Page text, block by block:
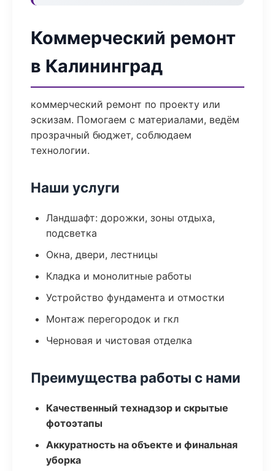
Коммерческий ремонт
в Калининград
коммерческий ремонт по проекту или
эскизам. Помогаем с материалами, ведём
прозрачный бюджет, соблюдаем
технологии.
Наши услуги
Ландшафт: дорожки, зоны отдыха,
подсветка
Окна, двери, лестницы
Кладка и монолитные работы
Устройство фундамента и отмостки
Монтаж перегородок и гкл
Черновая и чистовая отделка
Преимущества работы с нами
Качественный технадзор и скрытые
фотоэтапы
Аккуратность на объекте и финальная
уборка